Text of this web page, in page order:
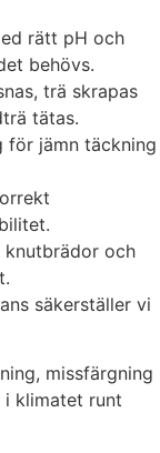
rätt pH och
behövs.
trä skrapas
tätas.
för jämn täckning
knutbrädor och
säkerställer vi
missfärgning
klimatet runt